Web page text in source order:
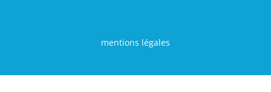
mentions légales